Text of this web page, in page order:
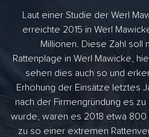
Laut einer Studie der Werl
erreichte 2015 in Werl
Millionen. Diese Zahl soll
Rattenplage in Werl Mawicke,
sehen dies auch so und
Erhöhung der Einsätze letztes
nach der Firmengründung es
wurde, waren es 2018 etwa
zu so einer extremen